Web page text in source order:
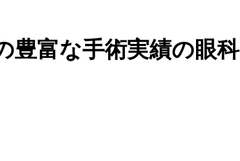
豊富な手術実績の眼科